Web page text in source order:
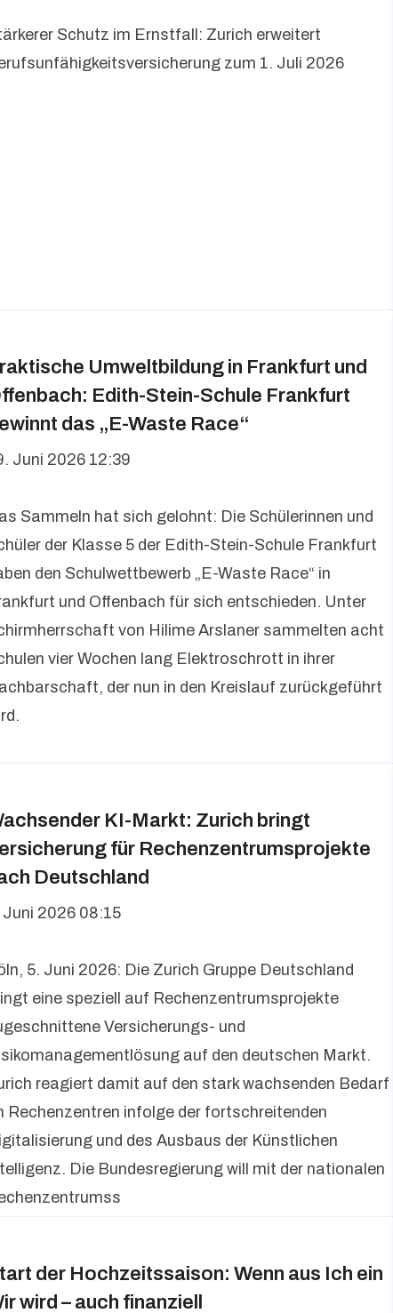
Schutz im Ernstfall: Zurich erweitert
zum 1. Juli 2026
Umweltbildung in Frankfurt und
Edith-Stein-Schule Frankfurt
das „E-Waste Race“
Juni 2026 12:39
Sammeln hat sich gelohnt: Die Schülerinnen und
der Klasse 5 der Edith-Stein-Schule Frankfurt
den Schulwettbewerb „E-Waste Race“ in
und Offenbach für sich entschieden. Unter
von Hilime Arslaner sammelten acht
vier Wochen lang Elektroschrott in ihrer
der nun in den Kreislauf zurückgeführt
KI-Markt: Zurich bringt
für Rechenzentrumsprojekte
Deutschland
Juni 2026 08:15
5. Juni 2026: Die Zurich Gruppe Deutschland
eine speziell auf Rechenzentrumsprojekte
Versicherungs- und
auf den deutschen Markt.
reagiert damit auf den stark wachsenden Bedarf
Rechenzentren infolge der fortschreitenden
und des Ausbaus der Künstlichen
Die Bundesregierung will mit der nationalen
der Hochzeitssaison: Wenn aus Ich ein
wird – auch finanziell